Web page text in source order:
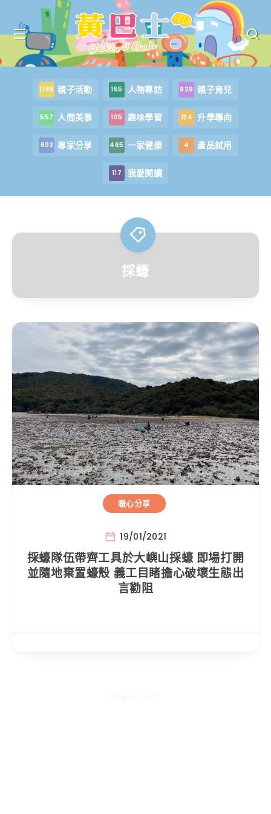
1145 親子活動 155 人物專訪 929 親子育兒
557 人間美事 105 趣味學習 134 升學導向
693 專家分享 465 一家健康 4 產品試用
117 我愛閱讀
採蠔
暖心分享
19/01/2021
採蠔隊伍帶齊工具於大嶼山採蠔 即場打開
並隨地棄置蠔殼 義工目睹擔心破壞生態出
言勸阻